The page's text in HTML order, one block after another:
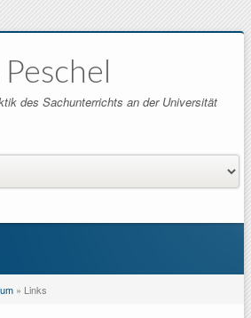
des Sachunterrichts an der Universität
» Links